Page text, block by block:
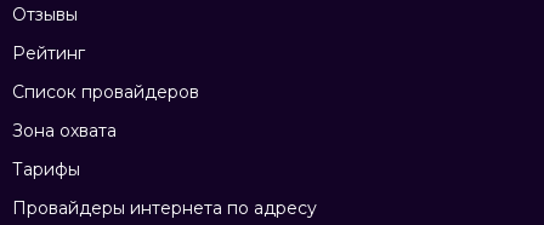
Отзывы
Рейтинг
Список провайдеров
Зона охвата
Тарифы
Провайдеры интернета по адресу